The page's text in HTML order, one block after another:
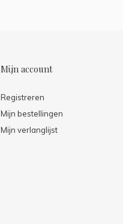
Mijn account
Registreren
Mijn bestellingen
Mijn verlanglijst